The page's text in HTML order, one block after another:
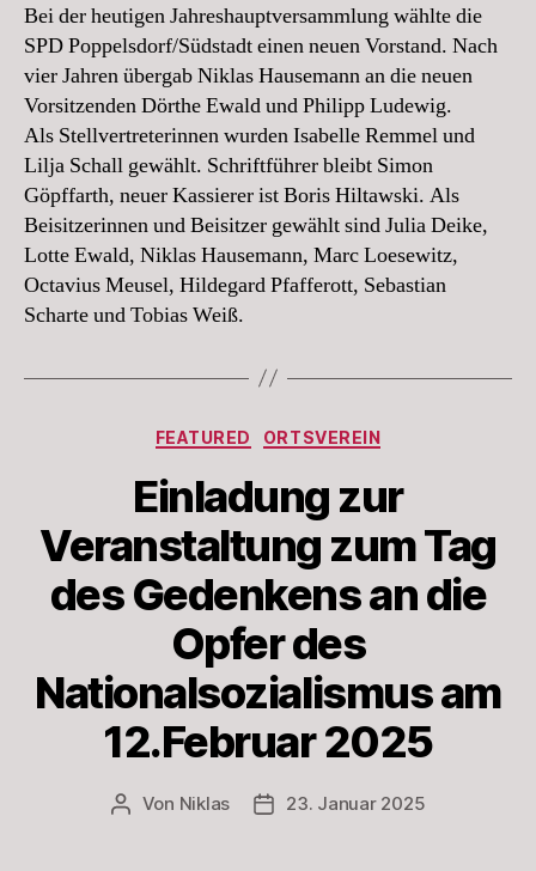
Bei der heutigen Jahreshauptversammlung wählte die
SPD Poppelsdorf/Südstadt einen neuen Vorstand. Nach
vier Jahren übergab Niklas Hausemann an die neuen
Vorsitzenden Dörthe Ewald und Philipp Ludewig.
Als Stellvertreterinnen wurden Isabelle Remmel und
Lilja Schall gewählt. Schriftführer bleibt Simon
Göpffarth, neuer Kassierer ist Boris Hiltawski. Als
Beisitzerinnen und Beisitzer gewählt sind Julia Deike,
Lotte Ewald, Niklas Hausemann, Marc Loesewitz,
Octavius Meusel, Hildegard Pfafferott, Sebastian
Scharte und Tobias Weiß.
Kategorien
FEATURED ORTSVEREIN
Einladung zur
Veranstaltung zum Tag
des Gedenkens an die
Opfer des
Nationalsozialismus am
12.Februar 2025
Beitragsautor
Von Niklas Beitragsdatum
23. Januar 2025